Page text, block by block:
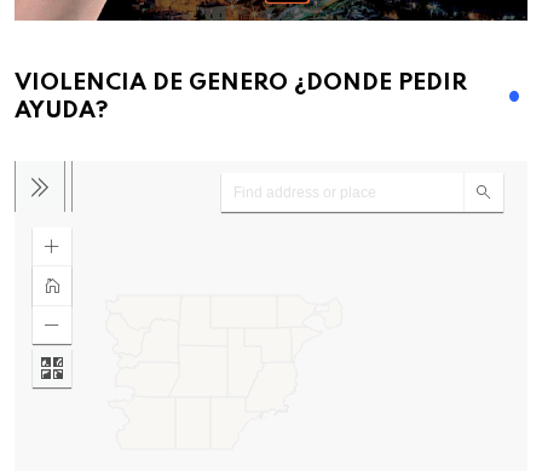
VIOLENCIA DE GENERO ¿DONDE PEDIR
AYUDA?